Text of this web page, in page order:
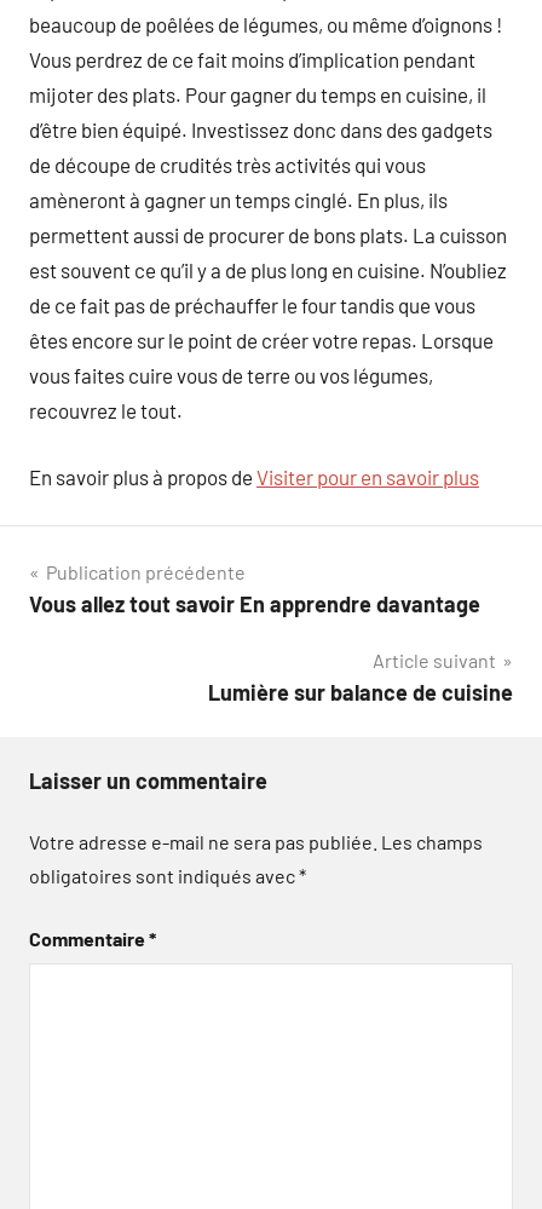
beaucoup de poêlées de légumes, ou même d’oignons !
Vous perdrez de ce fait moins d’implication pendant
mijoter des plats. Pour gagner du temps en cuisine, il
d’être bien équipé. Investissez donc dans des gadgets
de découpe de crudités très activités qui vous
amèneront à gagner un temps cinglé. En plus, ils
permettent aussi de procurer de bons plats. La cuisson
est souvent ce qu’il y a de plus long en cuisine. N’oubliez
de ce fait pas de préchauffer le four tandis que vous
êtes encore sur le point de créer votre repas. Lorsque
vous faites cuire vous de terre ou vos légumes,
recouvrez le tout.
En savoir plus à propos de Visiter pour en savoir plus
Navigation
de
Publication précédente
Vous allez tout savoir En apprendre davantage
Article suivant
Lumière sur balance de cuisine
Laisser un commentaire
Votre adresse e-mail ne sera pas publiée. Les champs
obligatoires sont indiqués avec*
Commentaire*